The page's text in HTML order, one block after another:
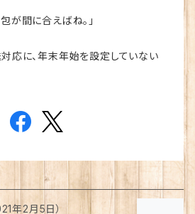
が間に合えばね。」
応に、年末年始を設定していない
年2月5日）